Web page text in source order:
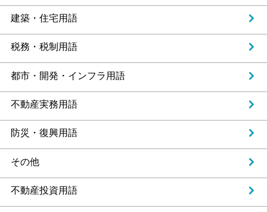
建築・住宅用語
税務・税制用語
都市・開発・インフラ用語
不動産実務用語
防災・復興用語
その他
不動産投資用語